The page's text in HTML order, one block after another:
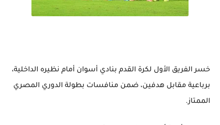
خسر الفريق الأول لكرة القدم بنادي أسوان أمام نظيره الداخلية،
برباعية مقابل هدفين، ضمن منافسات بطولة الدوري المصري
الممتاز.